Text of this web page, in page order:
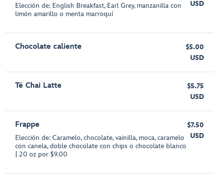
Elección de: English Breakfast, Earl Grey, manzanilla con
limón amarillo o menta marroquí
USD
Chocolate caliente
$5.00
USD
Té Chai Latte
$5.75
USD
Frappe
Elección de: Caramelo, chocolate, vainilla, moca, caramelo
con canela, doble chocolate con chips o chocolate blanco
| 20 oz por $9.00
$7.50
USD